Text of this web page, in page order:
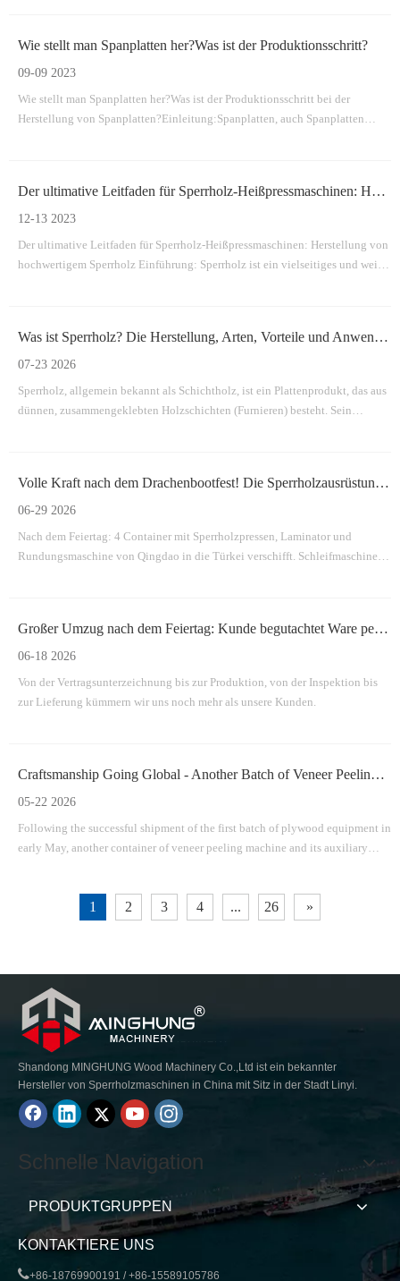
Wie stellt man Spanplatten her?Was ist der Produktionsschritt?
09-09 2023
Wie stellt man Spanplatten her?Was ist der Produktionsschritt bei der
Herstellung von Spanplatten?Einleitung:Spanplatten, auch Spanplatten
Der ultimative Leitfaden für Sperrholz-Heißpressmaschinen: Herstellung von hochwertigem Sperrholz
12-13 2023
Der ultimative Leitfaden für Sperrholz-Heißpressmaschinen: Herstellung von
hochwertigem Sperrholz Einführung: Sperrholz ist ein vielseitiges und weit
Was ist Sperrholz? Die Herstellung, Arten, Vorteile und Anwendungen von Sperrholz
07-23 2026
Sperrholz, allgemein bekannt als Schichtholz, ist ein Plattenprodukt, das aus
dünnen, zusammengeklebten Holzschichten (Furnieren) besteht. Sein
Volle Kraft nach dem Drachenbootfest! Die Sperrholzausrüstung eines türkischen Kunden hat Sai eingestellt
06-29 2026
Nach dem Feiertag: 4 Container mit Sperrholzpressen, Laminator und
Rundungsmaschine von Qingdao in die Türkei verschifft. Schleifmaschine,
Großer Umzug nach dem Feiertag: Kunde begutachtet Ware persönlich – Unsere Sperrholzmaschinen sind versandbereit!
06-18 2026
Von der Vertragsunterzeichnung bis zur Produktion, von der Inspektion bis
zur Lieferung kümmern wir uns noch mehr als unsere Kunden.
Craftsmanship Going Global - Another Batch of Veneer Peeling Machine & Auxiliary Equipment Shipped To Qingdao Port
05-22 2026
Following the successful shipment of the first batch of plywood equipment in
early May, another container of veneer peeling machine and its auxiliary
1 2 3 4 ... 26 »
Shandong MINGHUNG Wood Machinery Co.,Ltd ist ein bekannter
Hersteller von Sperrholzmaschinen in China mit Sitz in der Stadt Linyi.
Schnelle Navigation
PRODUKTGRUPPEN
KONTAKTIERE UNS
+86-18769900191 / +86-15589105786